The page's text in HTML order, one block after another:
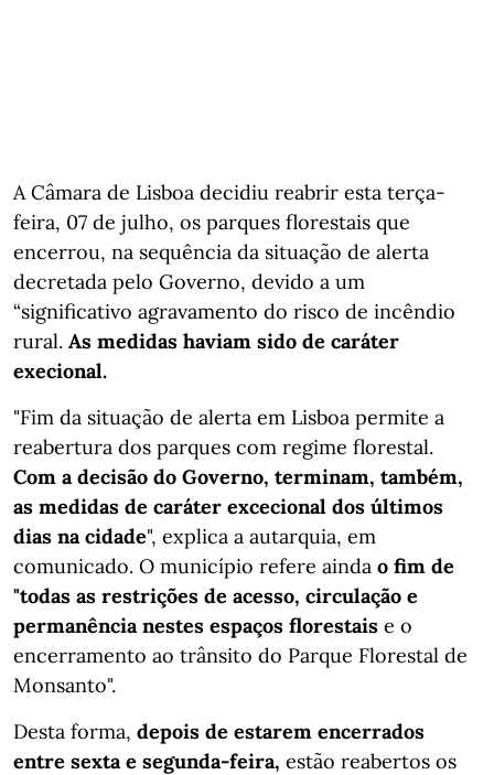
A Câmara de Lisboa decidiu reabrir esta terça-
feira, 07 de julho, os parques florestais que
encerrou, na sequência da situação de alerta
decretada pelo Governo, devido a um
“significativo agravamento do risco de incêndio
rural. As medidas haviam sido de caráter
execional.
"Fim da situação de alerta em Lisboa permite a
reabertura dos parques com regime florestal.
Com a decisão do Governo, terminam, também,
as medidas de caráter excecional dos últimos
dias na cidade", explica a autarquia, em
comunicado. O município refere ainda o fim de
"todas as restrições de acesso, circulação e
permanência nestes espaços florestais e o
encerramento ao trânsito do Parque Florestal de
Monsanto".
Desta forma, depois de estarem encerrados
entre sexta e segunda-feira, estão reabertos os